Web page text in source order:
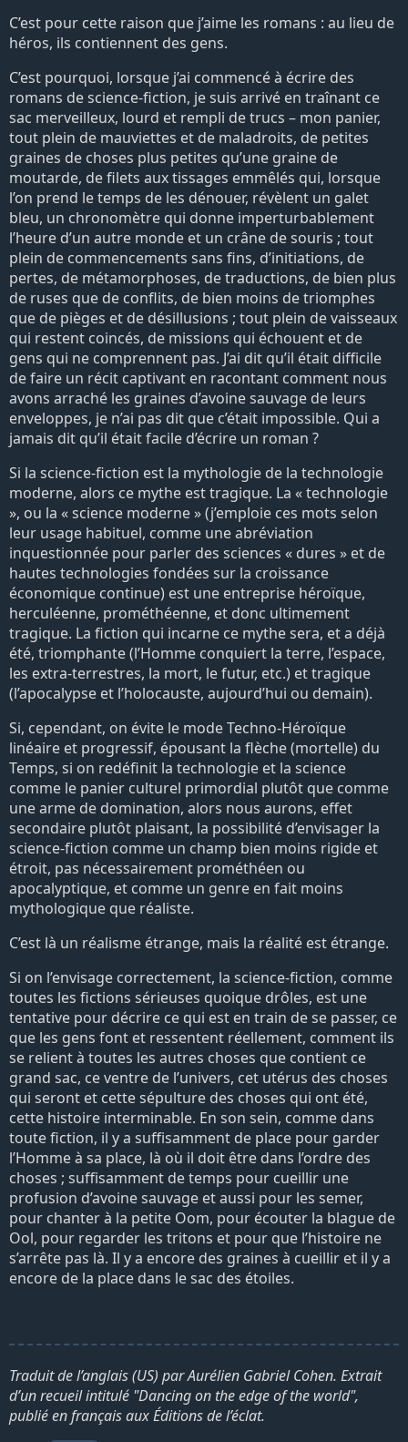
C’est pour cette raison que j’aime les romans : au lieu de
héros, ils contiennent des gens.
C’est pourquoi, lorsque j’ai commencé à écrire des
romans de science-fiction, je suis arrivé en traînant ce
sac merveilleux, lourd et rempli de trucs – mon panier,
tout plein de mauviettes et de maladroits, de petites
graines de choses plus petites qu’une graine de
moutarde, de filets aux tissages emmêlés qui, lorsque
l’on prend le temps de les dénouer, révèlent un galet
bleu, un chronomètre qui donne imperturbablement
l’heure d’un autre monde et un crâne de souris ; tout
plein de commencements sans fins, d’initiations, de
pertes, de métamorphoses, de traductions, de bien plus
de ruses que de conflits, de bien moins de triomphes
que de pièges et de désillusions ; tout plein de vaisseaux
qui restent coincés, de missions qui échouent et de
gens qui ne comprennent pas. J’ai dit qu’il était difficile
de faire un récit captivant en racontant comment nous
avons arraché les graines d’avoine sauvage de leurs
enveloppes, je n’ai pas dit que c’était impossible. Qui a
jamais dit qu’il était facile d’écrire un roman ?
Si la science-fiction est la mythologie de la technologie
moderne, alors ce mythe est tragique. La « technologie
», ou la « science moderne » (j’emploie ces mots selon
leur usage habituel, comme une abréviation
inquestionnée pour parler des sciences « dures » et de
hautes technologies fondées sur la croissance
économique continue) est une entreprise héroïque,
herculéenne, prométhéenne, et donc ultimement
tragique. La fiction qui incarne ce mythe sera, et a déjà
été, triomphante (l’Homme conquiert la terre, l’espace,
les extra-terrestres, la mort, le futur, etc.) et tragique
(l’apocalypse et l’holocauste, aujourd’hui ou demain).
Si, cependant, on évite le mode Techno-Héroïque
linéaire et progressif, épousant la flèche (mortelle) du
Temps, si on redéfinit la technologie et la science
comme le panier culturel primordial plutôt que comme
une arme de domination, alors nous aurons, effet
secondaire plutôt plaisant, la possibilité d’envisager la
science-fiction comme un champ bien moins rigide et
étroit, pas nécessairement prométhéen ou
apocalyptique, et comme un genre en fait moins
mythologique que réaliste.
C’est là un réalisme étrange, mais la réalité est étrange.
Si on l’envisage correctement, la science-fiction, comme
toutes les fictions sérieuses quoique drôles, est une
tentative pour décrire ce qui est en train de se passer, ce
que les gens font et ressentent réellement, comment ils
se relient à toutes les autres choses que contient ce
grand sac, ce ventre de l’univers, cet utérus des choses
qui seront et cette sépulture des choses qui ont été,
cette histoire interminable. En son sein, comme dans
toute fiction, il y a suffisamment de place pour garder
l’Homme à sa place, là où il doit être dans l’ordre des
choses ; suffisamment de temps pour cueillir une
profusion d’avoine sauvage et aussi pour les semer,
pour chanter à la petite Oom, pour écouter la blague de
Ool, pour regarder les tritons et pour que l’histoire ne
s’arrête pas là. Il y a encore des graines à cueillir et il y a
encore de la place dans le sac des étoiles.
Traduit de l’anglais (US) par Aurélien Gabriel Cohen. Extrait
d’un recueil intitulé "Dancing on the edge of the world",
publié en français aux Éditions de l’éclat.